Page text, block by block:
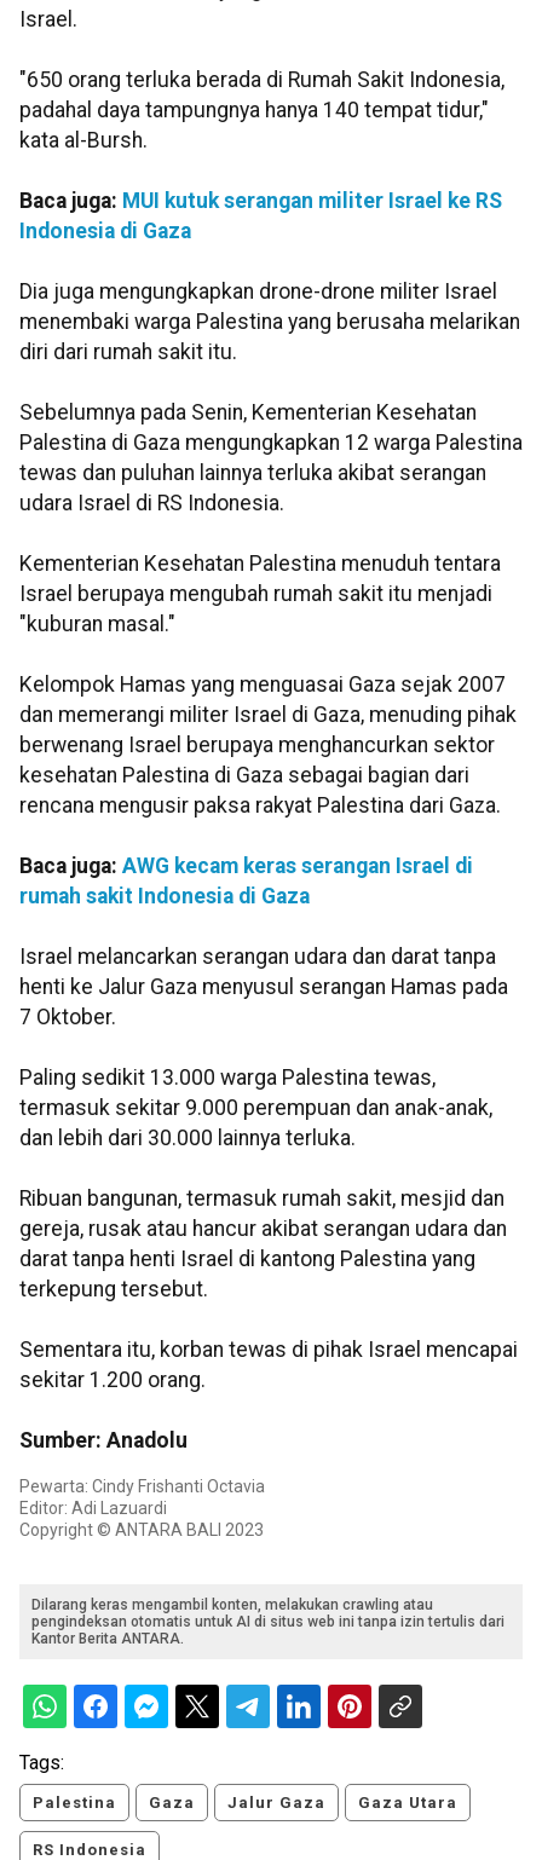
Israel.
"650 orang terluka berada di Rumah Sakit Indonesia,
padahal daya tampungnya hanya 140 tempat tidur,"
kata al-Bursh.
Baca juga: MUI kutuk serangan militer Israel ke RS
Indonesia di Gaza
Dia juga mengungkapkan drone-drone militer Israel
menembaki warga Palestina yang berusaha melarikan
diri dari rumah sakit itu.
Sebelumnya pada Senin, Kementerian Kesehatan
Palestina di Gaza mengungkapkan 12 warga Palestina
tewas dan puluhan lainnya terluka akibat serangan
udara Israel di RS Indonesia.
Kementerian Kesehatan Palestina menuduh tentara
Israel berupaya mengubah rumah sakit itu menjadi
"kuburan masal."
Kelompok Hamas yang menguasai Gaza sejak 2007
dan memerangi militer Israel di Gaza, menuding pihak
berwenang Israel berupaya menghancurkan sektor
kesehatan Palestina di Gaza sebagai bagian dari
rencana mengusir paksa rakyat Palestina dari Gaza.
Baca juga: AWG kecam keras serangan Israel di
rumah sakit Indonesia di Gaza
Israel melancarkan serangan udara dan darat tanpa
henti ke Jalur Gaza menyusul serangan Hamas pada
7 Oktober.
Paling sedikit 13.000 warga Palestina tewas,
termasuk sekitar 9.000 perempuan dan anak-anak,
dan lebih dari 30.000 lainnya terluka.
Ribuan bangunan, termasuk rumah sakit, mesjid dan
gereja, rusak atau hancur akibat serangan udara dan
darat tanpa henti Israel di kantong Palestina yang
terkepung tersebut.
Sementara itu, korban tewas di pihak Israel mencapai
sekitar 1.200 orang.
Sumber: Anadolu
Pewarta: Cindy Frishanti Octavia
Editor: Adi Lazuardi
Copyright © ANTARA BALI 2023
Dilarang keras mengambil konten, melakukan crawling atau
pengindeksan otomatis untuk AI di situs web ini tanpa izin tertulis dari
Kantor Berita ANTARA.
Tags:
Palestina Gaza Jalur Gaza Gaza Utara
RS Indonesia